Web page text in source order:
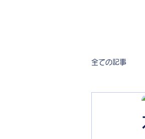
全ての記事